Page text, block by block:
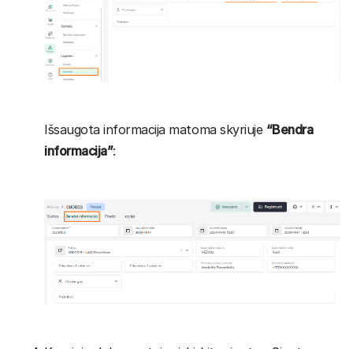
Išsaugota informacija matoma skyriuje “Bendra
informacija”: